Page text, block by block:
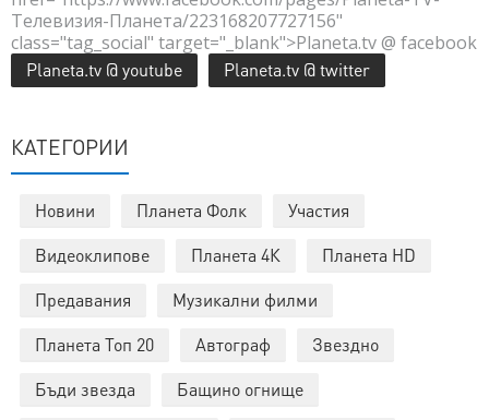
Телевизия-Планета/223168207727156"
class="tag_social" target="_blank">Planeta.tv @ facebook
Planeta.tv @ youtube Planeta.tv @ twitter
КАТЕГОРИИ
Новини Планета Фолк
Участия
Видеоклипове
Планета 4К
Планета HD
Предавания
Музикални филми
Планета Топ 20
Автограф
Звездно
Бъди звезда
Бащино огнище